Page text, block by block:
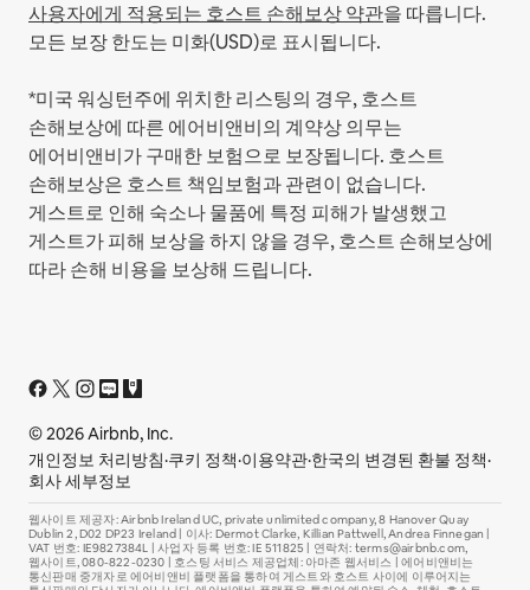
사용자에게 적용되는 호스트 손해보상 약관을 따릅니다.
모든 보장 한도는 미화(USD)로 표시됩니다.
*미국 워싱턴주에 위치한 리스팅의 경우, 호스트
손해보상에 따른 에어비앤비의 계약상 의무는
에어비앤비가 구매한 보험으로 보장됩니다. 호스트
손해보상은 호스트 책임보험과 관련이 없습니다.
게스트로 인해 숙소나 물품에 특정 피해가 발생했고
게스트가 피해 보상을 하지 않을 경우, 호스트 손해보상에
따라 손해 비용을 보상해 드립니다.
© 2026 Airbnb, Inc.
개인정보 처리방침·쿠키 정책·이용약관·한국의 변경된 환불 정책·
회사 세부정보
웹사이트 제공자: Airbnb Ireland UC, private unlimited company, 8 Hanover Quay
Dublin 2, D02 DP23 Ireland | 이사: Dermot Clarke, Killian Pattwell, Andrea Finnegan |
VAT 번호: IE9827384L | 사업자 등록 번호: IE 511825 | 연락처: terms@airbnb.com,
웹사이트, 080-822-0230 | 호스팅 서비스 제공업체: 아마존 웹서비스 | 에어비앤비는
통신판매 중개자로 에어비앤비 플랫폼을 통하여 게스트와 호스트 사이에 이루어지는